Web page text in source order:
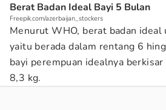
Berat Badan Ideal Bayi 5 Bulan
Freepik.com/azerbaijan_stockers
Menurut WHO, berat badan
yaitu berada dalam rentang 6
bayi perempuan idealnya
8,3 kg.